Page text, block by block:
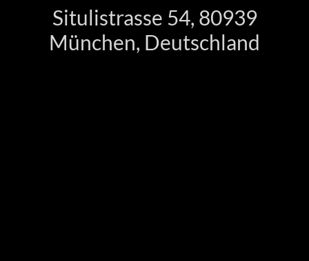
Situlistrasse 54, 80939
München, Deutschland